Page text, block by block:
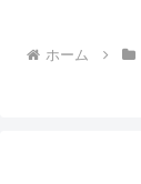
ホーム